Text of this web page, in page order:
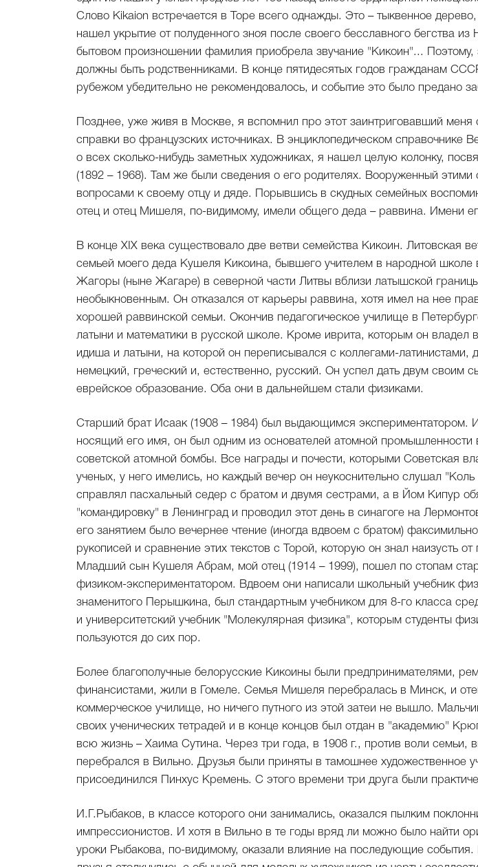
Слово Kikaion встречается в Торе всего однажды. Это – тыквенное
нашел укрытие от полуденного зноя после своего бесславного бегства
бытовом произношении фамилия приобрела звучание "Кикоин"... Поэтому,
должны быть родственниками. В конце пятидесятых годов гражданам
рубежом убедительно не рекомендовалось, и событие это было предано
Позднее, уже живя в Москве, я вспомнил про этот заинтриговавший меня
справки во французских источниках. В энциклопедическом справочнике
о всех сколько-нибудь заметных художниках, я нашел целую колонку,
(1892 – 1968). Там же были сведения о его родителях. Вооруженный этими
вопросами к своему отцу и дяде. Порывшись в скудных семейных
отец и отец Мишеля, по-видимому, имели общего деда – раввина. Имени
В конце XIX века существовало две ветви семейства Кикоин. Литовская
семьей моего деда Кушеля Кикоина, бывшего учителем в народной школе
Жагоры (ныне Жагаре) в северной части Литвы вблизи латышской
необыкновенным. Он отказался от карьеры раввина, хотя имел на нее
хорошей раввинской семьи. Окончив педагогическое училище в
латыни и математики в русской школе. Кроме иврита, которым он владел
идиша и латыни, на которой он переписывался с коллегами-латинистами,
немецкий, греческий и, естественно, русский. Он успел дать двум своим
еврейское образование. Оба они в дальнейшем стали физиками.
Старший брат Исаак (1908 – 1984) был выдающимся экспериментатором.
носящий его имя, он был одним из основателей атомной
советской атомной бомбы. Все награды и почести, которыми Советская
ученых, у него имелись, но каждый вечер он неукоснительно слушал
справлял пасхальный седер с братом и двумя сестрами, а в Йом Кипур
"командировку" в Ленинград и проводил этот день в синагоге на
его занятием было вечернее чтение (иногда вдвоем с братом)
рукописей и сравнение этих текстов с Торой, которую он знал наизусть
Младший сын Кушеля Абрам, мой отец (1914 – 1999), пошел по стопам
физиком-экспериментатором. Вдвоем они написали школьный учебник
знаменитого Перышкина, был стандартным учебником для 8-го класса
и университетский учебник "Молекулярная физика", которым студенты
пользуются до сих пор.
Более благополучные белорусские Кикоины были предпринимателями,
финансистами, жили в Гомеле. Семья Мишеля перебралась в Минск, и
коммерческое училище, но ничего путного из этой затеи не вышло.
своих ученических тетрадей и в конце концов был отдан в "академию"
всю жизнь – Хаима Сутина. Через три года, в 1908 г., против воли семьи,
перебрался в Вильно. Друзья были приняты в тамошнее художественное
присоединился Пинхус Кремень. С этого времени три друга были
И.Г.Рыбаков, в классе которого они занимались, оказался пылким
импрессионистов. И хотя в Вильно в те годы вряд ли можно было найти
уроки Рыбакова, по-видимому, оказали влияние на последующие